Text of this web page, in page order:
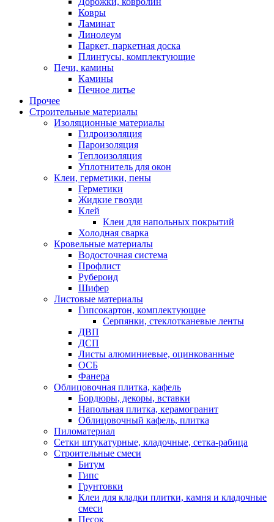
Ковры
Ламинат
Линолеум
Паркет, паркетная доска
Плинтусы, комплектующие
Печи, камины
Камины
Печное литье
Прочее
Строительные материалы
Изоляционные материалы
Гидроизоляция
Пароизоляция
Теплоизоляция
Уплотнитель для окон
Клеи, герметики, пены
Герметики
Жидкие гвозди
Клей
Клеи для напольных покрытий
Холодная сварка
Кровельные материалы
Водосточная система
Профлист
Рубероид
Шифер
Листовые материалы
Гипсокартон, комплектующие
Серпянки, стеклотканевые ленты
ДВП
ДСП
Листы алюминиевые, оцинкованные
ОСБ
Фанера
Облицовочная плитка, кафель
Бордюры, декоры, вставки
Напольная плитка, керамогранит
Облицовочный кафель, плитка
Пиломатериал
Сетки штукатурные, кладочные, сетка-рабица
Строительные смеси
Битум
Гипс
Грунтовки
Клеи для кладки плитки, камня и кладочные
смеси
Песок